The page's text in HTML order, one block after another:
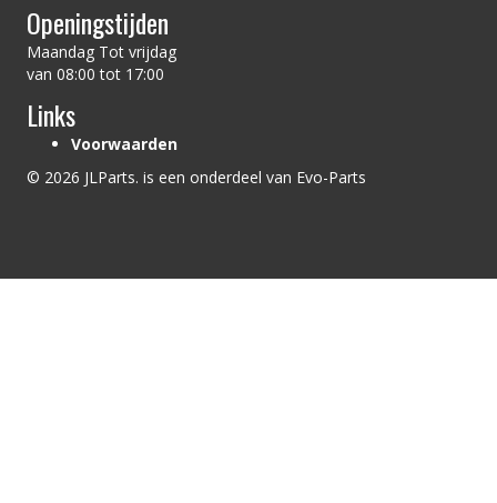
Openingstijden
Maandag Tot vrijdag
van 08:00 tot 17:00
Links
Voorwaarden
© 2026 JLParts. is een onderdeel van Evo-Parts